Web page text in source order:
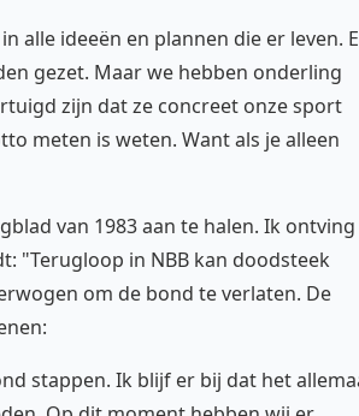
alle ideeën en plannen die er leven.
gezet. Maar we hebben onderling
zijn dat ze concreet onze sport
meten is weten. Want als je alleen
van 1983 aan te halen. Ik ontving
"Terugloop in NBB kan doodsteek
om de bond te verlaten. De
stappen. Ik blijf er bij dat het